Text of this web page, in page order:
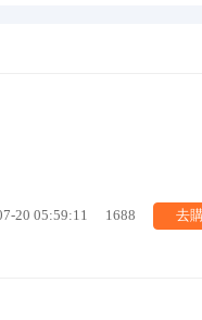
20 05:59:11 1688 去